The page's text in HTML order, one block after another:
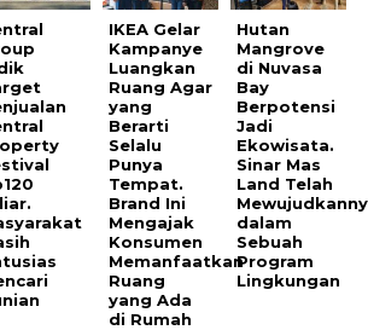
IKEA Gelar
Kampanye
Luangkan
Ruang Agar
yang
Berarti
Selalu
Punya
Tempat.
Brand Ini
Mengajak
Konsumen
Memanfaatkan
Ruang
yang Ada
di Rumah
Hutan
Mangrove
di Nuvasa
Bay
Berpotensi
Jadi
Ekowisata.
Sinar Mas
Land Telah
dalam
Sebuah
Program
Lingkungan